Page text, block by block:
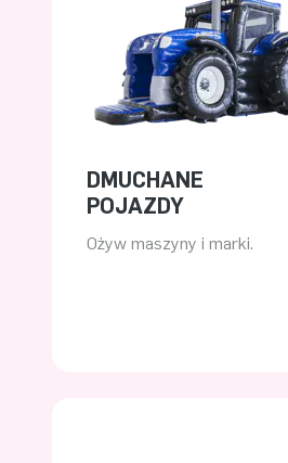
DMUCHANE
POJAZDY
Ożyw maszyny i marki.